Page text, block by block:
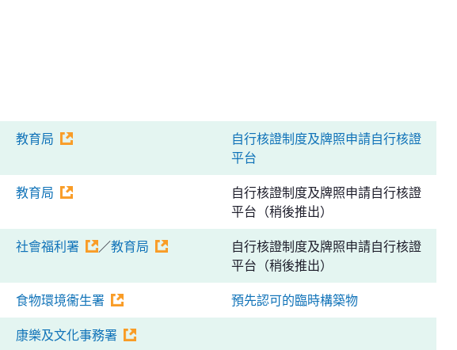
教育局
自行核證制度及牌照申請自行核證
平台
教育局
自行核證制度及牌照申請自行核證
平台（稍後推出）
社會福利署 ／教育局
自行核證制度及牌照申請自行核證
平台（稍後推出）
食物環境衞生署 預先認可的臨時構築物
康樂及文化事務署